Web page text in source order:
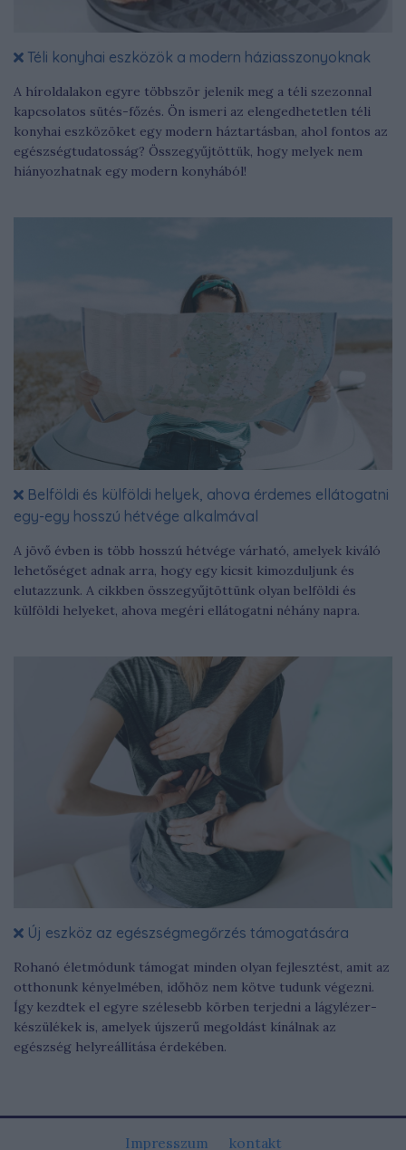
Téli konyhai eszközök a modern háziasszonyoknak
A híroldalakon egyre többször jelenik meg a téli szezonnal
kapcsolatos sütés-főzés. Ön ismeri az elengedhetetlen téli
konyhai eszközöket egy modern háztartásban, ahol fontos az
egészségtudatosság? Összegyűjtöttük, hogy melyek nem
hiányozhatnak egy modern konyhából!
Belföldi és külföldi helyek, ahova érdemes ellátogatni
egy-egy hosszú hétvége alkalmával
A jövő évben is több hosszú hétvége várható, amelyek kiváló
lehetőséget adnak arra, hogy egy kicsit kimozduljunk és
elutazzunk. A cikkben összegyűjtöttünk olyan belföldi és
külföldi helyeket, ahova megéri ellátogatni néhány napra.
Új eszköz az egészségmegőrzés támogatására
Rohanó életmódunk támogat minden olyan fejlesztést, amit az
otthonunk kényelmében, időhöz nem kötve tudunk végezni.
Így kezdtek el egyre szélesebb körben terjedni a lágylézer-
készülékek is, amelyek újszerű megoldást kínálnak az
egészség helyreállítása érdekében.
Impresszum kontakt